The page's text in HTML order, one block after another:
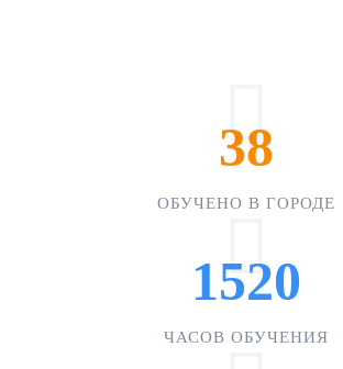
38
ОБУЧЕНО В ГОРОДЕ
1520
ЧАСОВ ОБУЧЕНИЯ